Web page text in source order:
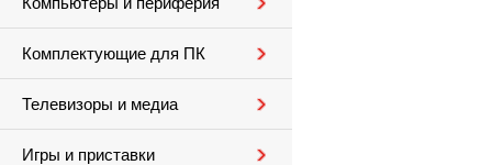
Комплектующие для ПК
Телевизоры и медиа
Игры и приставки